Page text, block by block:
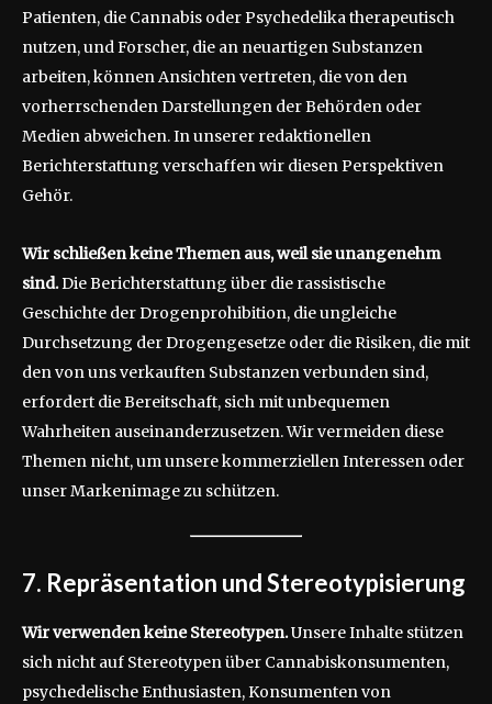
Patienten, die Cannabis oder Psychedelika therapeutisch
nutzen, und Forscher, die an neuartigen Substanzen
arbeiten, können Ansichten vertreten, die von den
vorherrschenden Darstellungen der Behörden oder
Medien abweichen. In unserer redaktionellen
Berichterstattung verschaffen wir diesen Perspektiven
Gehör.
Wir schließen keine Themen aus, weil sie unangenehm
sind.Die Berichterstattung über die rassistische
Geschichte der Drogenprohibition, die ungleiche
Durchsetzung der Drogengesetze oder die Risiken, die mit
den von uns verkauften Substanzen verbunden sind,
erfordert die Bereitschaft, sich mit unbequemen
Wahrheiten auseinanderzusetzen. Wir vermeiden diese
Themen nicht, um unsere kommerziellen Interessen oder
unser Markenimage zu schützen.
7. Repräsentation und Stereotypisierung
Wir verwenden keine Stereotypen.Unsere Inhalte stützen
sich nicht auf Stereotypen über Cannabiskonsumenten,
psychedelische Enthusiasten, Konsumenten von